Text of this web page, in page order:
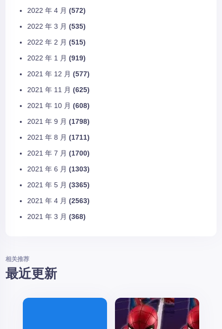
2022 年 4 月 (572)
2022 年 3 月 (535)
2022 年 2 月 (515)
2022 年 1 月 (919)
2021 年 12 月 (577)
2021 年 11 月 (625)
2021 年 10 月 (608)
2021 年 9 月 (1798)
2021 年 8 月 (1711)
2021 年 7 月 (1700)
2021 年 6 月 (1303)
2021 年 5 月 (3365)
2021 年 4 月 (2563)
2021 年 3 月 (368)
相关推荐
最近更新